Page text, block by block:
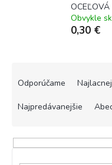
OCEĽOVÁ
Obvykle
0,30 €
a
e
Odporúčame
Najpredávanejšie